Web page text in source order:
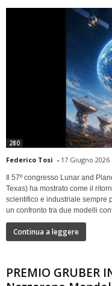
280
Federico Tosi - 17 Giugno 2026
Il 57º congresso Lunar and
Texas) ha mostrato come il
scientifico e industriale sempre
un confronto tra due modelli
Continua a leggere
PREMIO GRUBER